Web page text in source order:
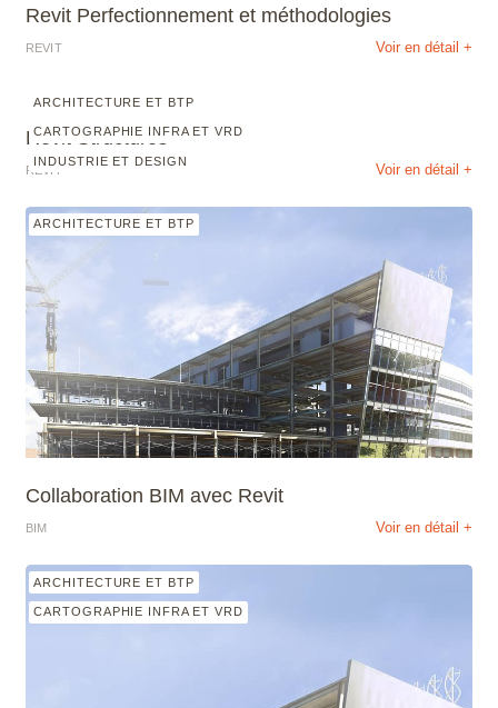
Revit Perfectionnement et méthodologies
REVIT Voir en détail +
ARCHITECTURE ET BTP
CARTOGRAPHIE INFRA ET VRD
INDUSTRIE ET DESIGN
Revit Structures
REVIT Voir en détail +
ARCHITECTURE ET BTP
Collaboration BIM avec Revit
BIM Voir en détail +
ARCHITECTURE ET BTP
CARTOGRAPHIE INFRA ET VRD